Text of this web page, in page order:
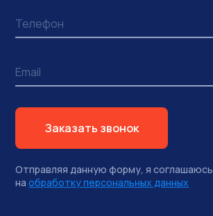
Заказать звонок
Отправляя данную форму, я соглашаюсь
на обработку персональных данных